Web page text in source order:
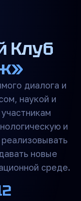
Клуб
диалога и
наукой и
и
новые
среде.